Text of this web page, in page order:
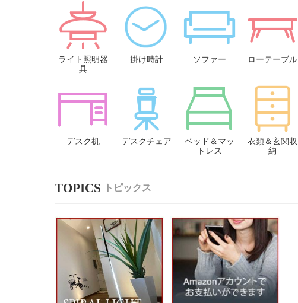
ライト照明器
具
掛け時計 ソファー ローテーブル
デスク机 デスクチェア
ベッド＆マッ
トレス
衣類＆玄関収
納
トピックス